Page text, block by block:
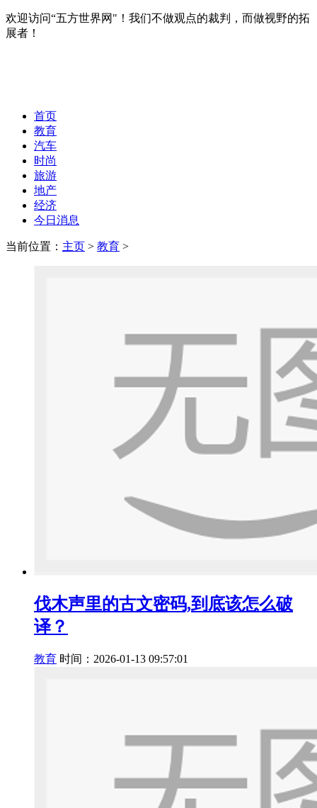
欢迎访问“五方世界网"！我们不做观点的裁判，而做视野的拓
展者！
首页
教育
汽车
时尚
旅游
地产
经济
今日消息
当前位置： 主页 > 教育 >
伐木声里的古文密码,到底该怎么破
译？
教育 时间：2026-01-13 09:57:01